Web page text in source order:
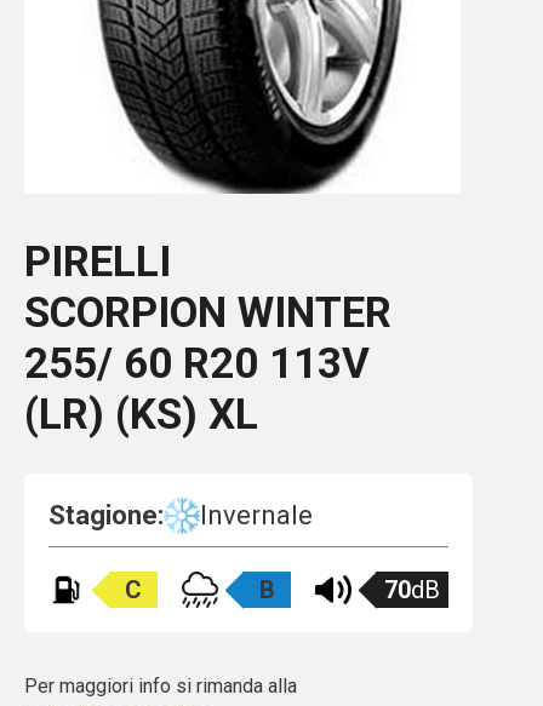
PIRELLI
SCORPION WINTER
255/ 60 R20 113V
(LR) (KS) XL
Stagione: Invernale
C B 70dB
Per maggiori info si rimanda alla